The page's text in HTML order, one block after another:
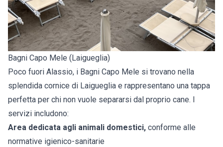
Bagni Capo Mele (Laigueglia)
Poco fuori Alassio, i Bagni Capo Mele si trovano nella
splendida cornice di Laigueglia e rappresentano una tappa
perfetta per chi non vuole separarsi dal proprio cane. I
servizi includono:
Area dedicata agli animali domestici, conforme alle
normative igienico-sanitarie